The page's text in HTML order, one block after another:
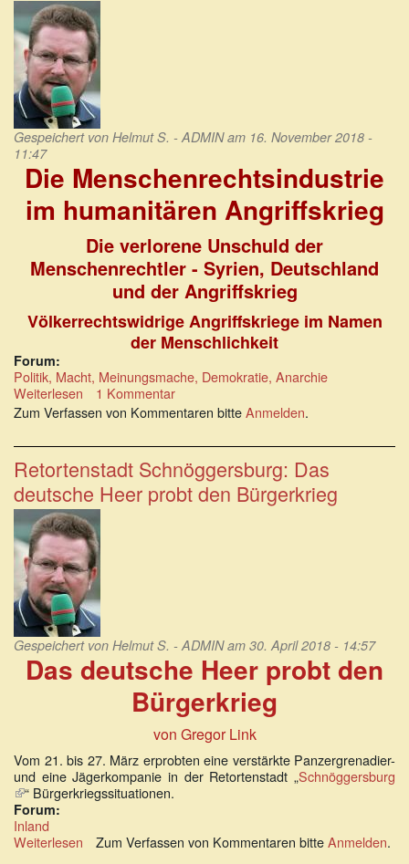
Gespeichert von Helmut S. - ADMINam 16. November 2018 -
11:47
Die Menschenrechtsindustrie
im humanitären Angriffskrieg
Die verlorene Unschuld der
Menschenrechtler - Syrien, Deutschland
und der Angriffskrieg
Völkerrechtswidrige Angriffskriege im Namen
der Menschlichkeit
Forum:
Politik, Macht, Meinungsmache, Demokratie, Anarchie
Weiterlesen über
Jochen
und
Anderson:
Die
Menschenrechtsindustrie
im
humanitären
Angriffskrieg
1 Kommentar
Zum Verfassen von Kommentaren bitteAnmelden.
Retortenstadt Schnöggersburg: Das
deutsche Heer probt den Bürgerkrieg
Gespeichert von Helmut S. - ADMINam 30. April 2018 - 14:57
Das deutsche Heer probt den
Bürgerkrieg
von Gregor Link
Vom 21. bis 27. März erprobten eine verstärkte Panzergrenadier-
und eine Jägerkompanie in der Retortenstadt „Schnöggersburg
(Link
ist
extern)
“ Bürgerkriegssituationen.
Forum:
Inland
Weiterlesen über
Zum Verfassen von Kommentaren bitteAnmelden.